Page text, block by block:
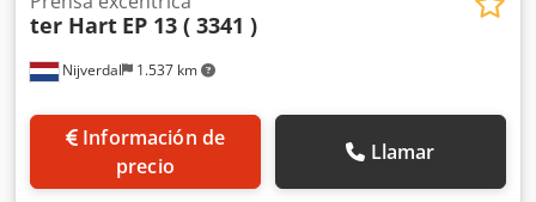
Nijverdal 1.537 km
ter Hart EP 13 ( 3341 )
Información de
precio
Llamar